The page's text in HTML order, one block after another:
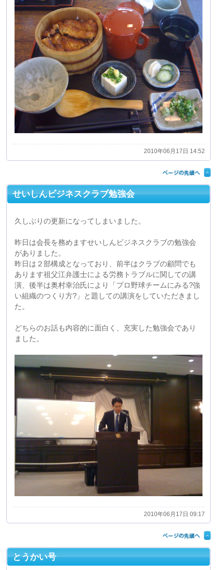
せいしんビジネスクラブ勉強会
久しぶりの更新になってしまいました。
昨日は会長を務めますせいしんビジネスクラブの勉強会
がありました。
昨日は２部構成となっており、前半はクラブの顧問でも
あります祖父江弁護士による労務トラブルに関しての講
演、後半は奥村幸治氏により「プロ野球チームにみる?強
い組織のつくり方?」と題しての講演をしていただきまし
2010年06月17日 09:17
とうかい号
先日の土曜日に青年会議所でおこなっている洋上研修船
「とうかい号」の出航がありましたので名古屋まで行っ
てきました。
せっかく名古屋に行きましたのでお昼はおいしい物を食
べようということで名古屋名物のひつまぶしを「蓬莱
軒」で頂きました。
お店に着いたのは12時頃でしたがすでにかなりの人がな
らんでおり、一時間程待ってやっと頂くことができまし
た。